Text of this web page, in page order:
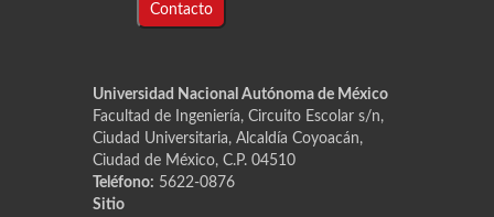
Contacto
Universidad Nacional Autónoma de México
Facultad de Ingeniería, Circuito Escolar s/n,
Ciudad Universitaria, Alcaldía Coyoacán,
Ciudad de México, C.P. 04510
Teléfono: 5622-0876
Sitio